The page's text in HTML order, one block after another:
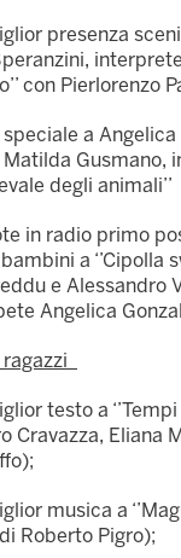
presenza
con Pierlorenzo
a Angelica
Matilda Gusmano,
degli animali’’
in radio primo
a ‘’Cipolla
e Alessandro
Angelica
testo a ‘’Tempi
Cravazza, Eliana
musica a
Roberto Pigro);